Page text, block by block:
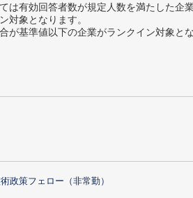
有効回答者数が規定人数を満たした企
対象となります。
基準値以下の企業がランクイン対象とな
政策フェロー（非常勤）